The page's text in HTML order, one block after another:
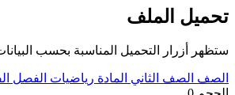
تحميل الملف
ستظهر أزرار التحميل المناسبة بحسب
الصف الصف الثاني المادة رياضيات الفصل